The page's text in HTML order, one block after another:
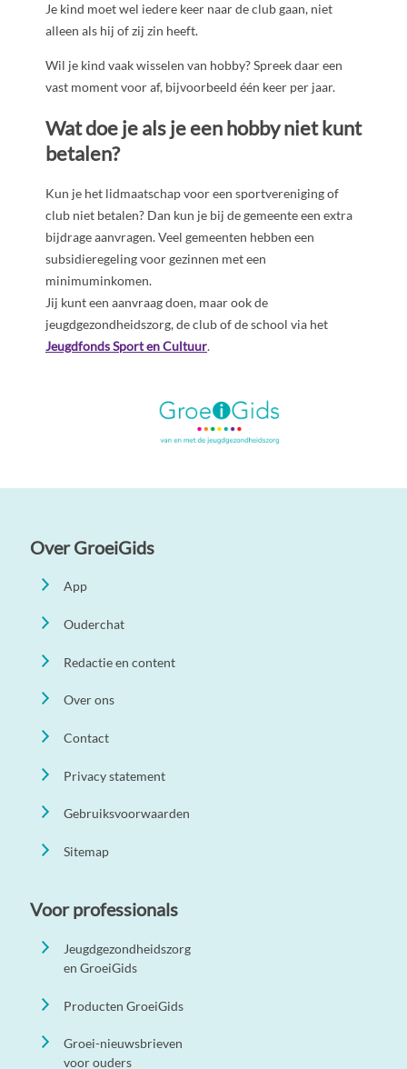
Je kind moet wel iedere keer naar de club gaan, niet
alleen als hij of zij zin heeft.
Wil je kind vaak wisselen van hobby? Spreek daar een
vast moment voor af, bijvoorbeeld één keer per jaar.
Wat doe je als je een hobby niet kunt
betalen?
Kun je het lidmaatschap voor een sportvereniging of
club niet betalen? Dan kun je bij de gemeente een extra
bijdrage aanvragen. Veel gemeenten hebben een
subsidieregeling voor gezinnen met een
minimuminkomen.
Jij kunt een aanvraag doen, maar ook de
jeugdgezondheidszorg, de club of de school via het
Jeugdfonds Sport en Cultuur.
Over GroeiGids
App
Ouderchat
Redactie en content
Over ons
Contact
Privacy statement
Gebruiksvoorwaarden
Sitemap
Voor professionals
Jeugdgezondheidszorg
en GroeiGids
Producten GroeiGids
Groei-nieuwsbrieven
voor ouders